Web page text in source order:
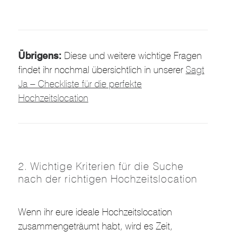
Übrigens: Diese und weitere wichtige Fragen
findet ihr nochmal übersichtlich in unserer Sagt
Ja – Checkliste für die perfekte
Hochzeitslocation
2. Wichtige Kriterien für die Suche
nach der richtigen Hochzeitslocation
Wenn ihr eure ideale Hochzeitslocation
zusammengeträumt habt, wird es Zeit,